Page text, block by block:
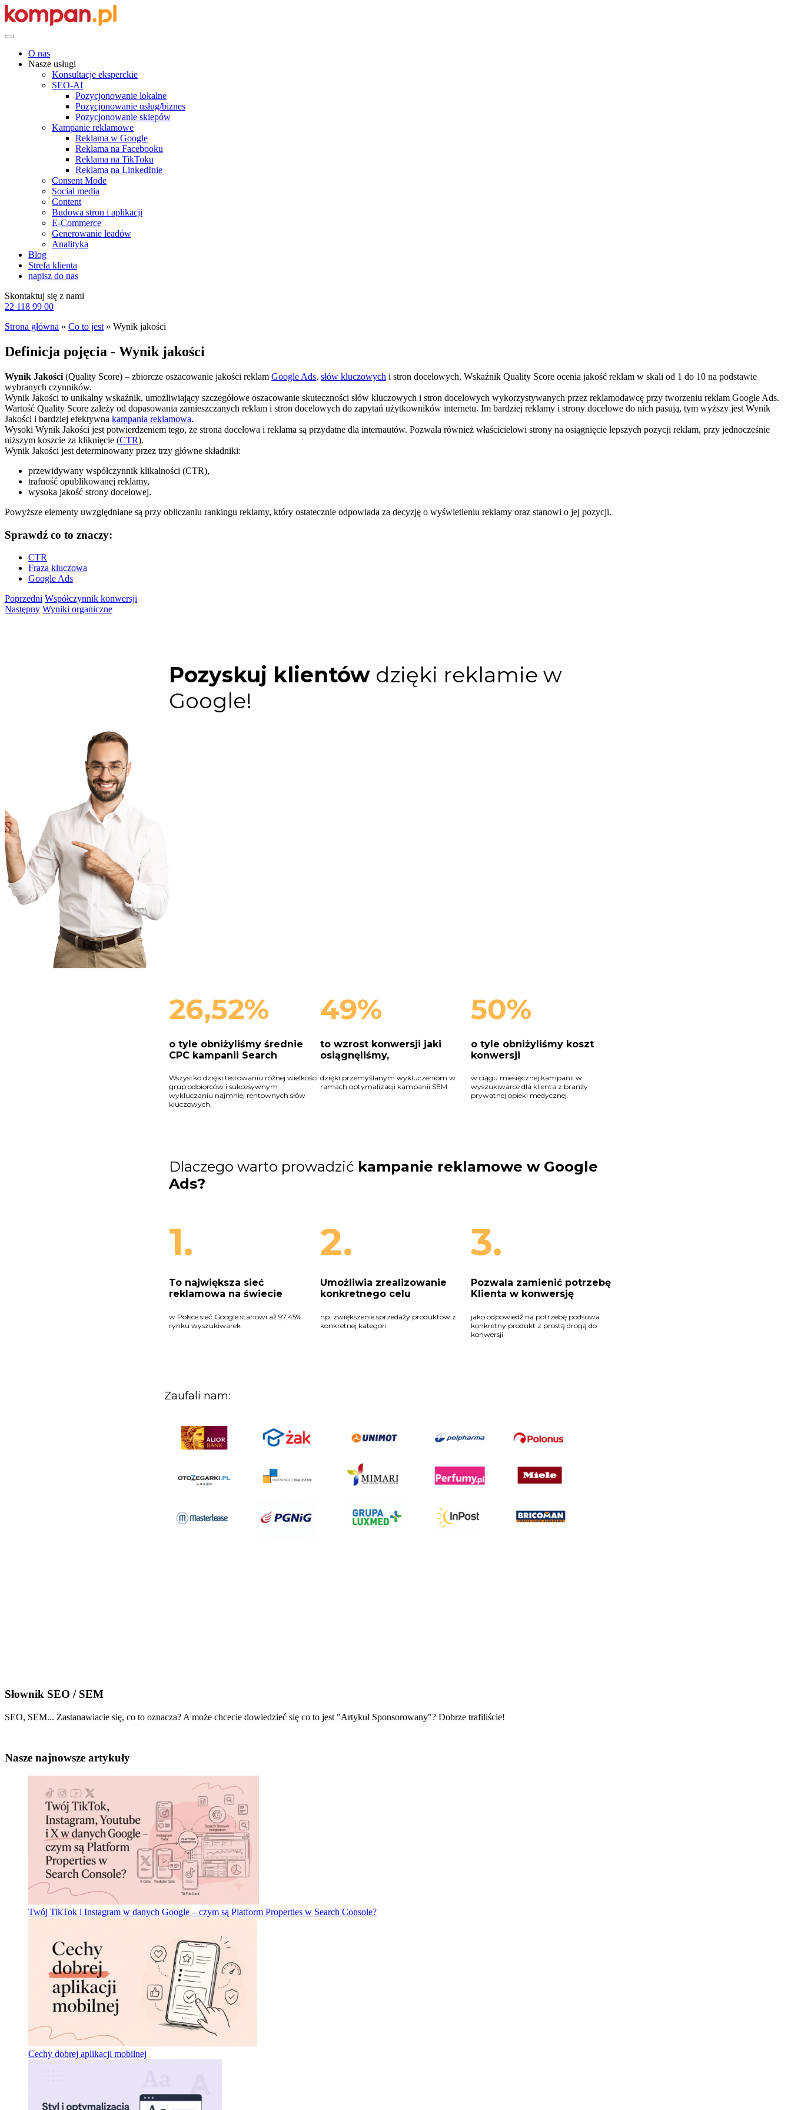
O nas
Nasze usługi
Konsultacje eksperckie
SEO-AI
Pozycjonowanie lokalne
Pozycjonowanie usług/biznes
Pozycjonowanie sklepów
Kampanie reklamowe
Reklama w Google
Reklama na Facebooku
Reklama na TikToku
Reklama na LinkedInie
Consent Mode
Social media
Content
Budowa stron i aplikacji
E-Commerce
Generowanie leadów
Analityka
Blog
Strefa klienta
napisz do nas
Skontaktuj się z nami
22 118 99 00
Strona główna » Co to jest » Wynik jakości
Definicja pojęcia - Wynik jakości
Wynik Jakości (Quality Score) – zbiorcze oszacowanie jakości reklam Google Ads, słów kluczowych i stron docelowych. Wskaźnik Quality Score ocenia jakość reklam w skali od 1 do 10 na podstawie
wybranych czynników.
Wynik Jakości to unikalny wskaźnik, umożliwiający szczegółowe oszacowanie skuteczności słów kluczowych i stron docelowych wykorzystywanych przez reklamodawcę przy tworzeniu reklam Google Ads.
Wartość Quality Score zależy od dopasowania zamieszczanych reklam i stron docelowych do zapytań użytkowników internetu. Im bardziej reklamy i strony docelowe do nich pasują, tym wyższy jest Wynik
Jakości i bardziej efektywna kampania reklamowa.
Wysoki Wynik Jakości jest potwierdzeniem tego, że strona docelowa i reklama są przydatne dla internautów. Pozwala również właścicielowi strony na osiągnięcie lepszych pozycji reklam, przy jednocześnie
niższym koszcie za kliknięcie (CTR).
Wynik Jakości jest determinowany przez trzy główne składniki:
przewidywany współczynnik klikalności (CTR),
trafność opublikowanej reklamy,
wysoka jakość strony docelowej.
Powyższe elementy uwzględniane są przy obliczaniu rankingu reklamy, który ostatecznie odpowiada za decyzję o wyświetleniu reklamy oraz stanowi o jej pozycji.
Sprawdź co to znaczy:
CTR
Fraza kluczowa
Google Ads
Poprzedni Współczynnik konwersji
Następny Wyniki organiczne
Słownik SEO / SEM
SEO, SEM... Zastanawiacie się, co to oznacza? A może chcecie dowiedzieć się co to jest "Artykuł Sponsorowany"? Dobrze trafiliście!
Nasze najnowsze artykuły
Twój TikTok i Instagram w danych Google – czym są Platform Properties w Search Console?
Cechy dobrej aplikacji mobilnej